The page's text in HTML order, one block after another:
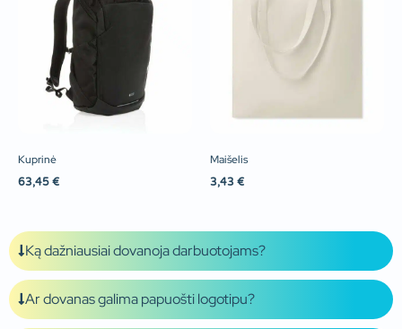
Kuprinė
63,45 €
Maišelis
3,43 €
Ką dažniausiai dovanoja darbuotojams?
Ar dovanas galima papuošti logotipu?